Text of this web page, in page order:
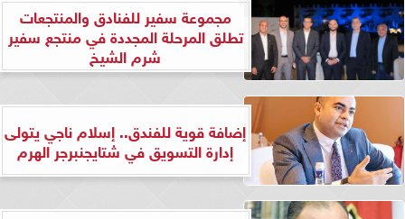
مجموعة سفير للفنادق والمنتجعات
تطلق المرحلة المجددة في منتجع سفير
شرم الشيخ
إضافة قوية للفندق.. إسلام ناجي يتولى
إدارة التسويق في شتايجنبرجر الهرم